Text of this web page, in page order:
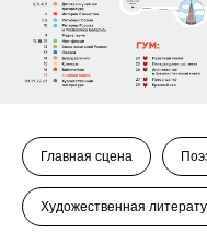
Главная сцена
Художественная